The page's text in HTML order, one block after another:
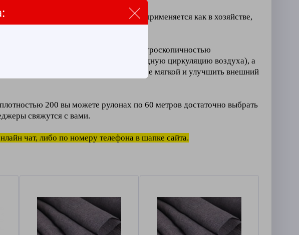
качественного хлопка, широко применяется как в хозяйстве,
.
и обладает высокой гигроскопичностью
волокон обеспечивает свободную циркуляцию воздуха), а
прочность и сделать ткань более мягкой и улучшить внешний
200 вы можете рулонах по 60 метров достаточно выбрать
свяжутся с вами.
чат, либо по номеру телефона в шапке сайта.